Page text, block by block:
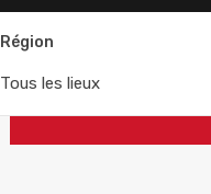
Région
Tous les lieux